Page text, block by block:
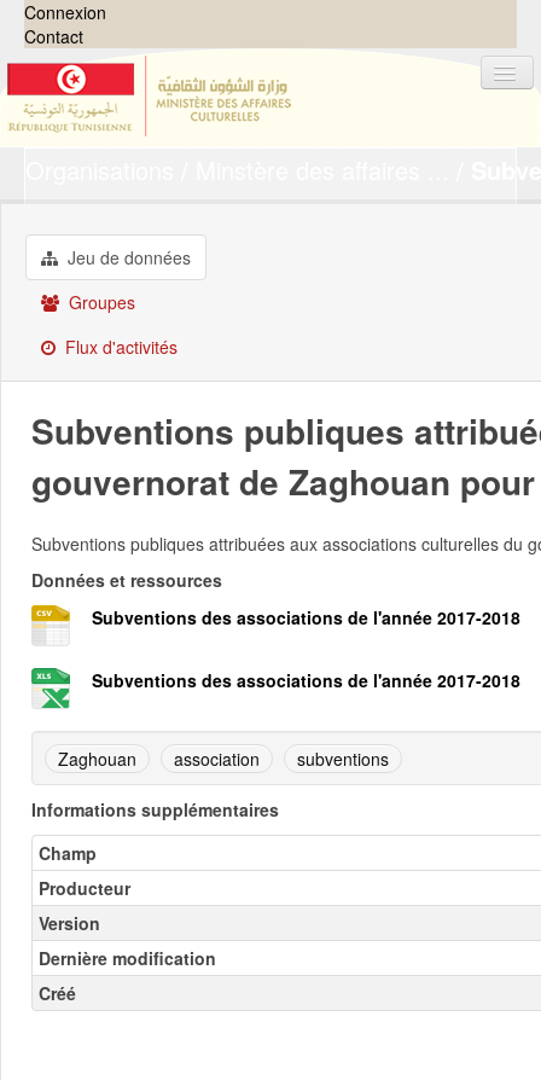
Connexion
Contact
Groupes
Demandes
À propos
Jeu de données
Groupes
Flux d'activités
Subventions publiques
gouvernorat de Zaghouan
Subventions publiques attribuées aux associations culturelles du
Données et ressources
Subventions des associations de l'année 2017-2018
Subventions des associations de l'année 2017-2018
Zaghouan association subventions
Informations supplémentaires
Champ
Producteur
Version
Dernière modification
Créé